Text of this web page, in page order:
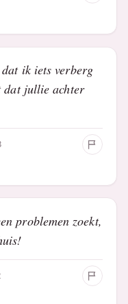
ik iets verberg
dat jullie achter
problemen zoekt,